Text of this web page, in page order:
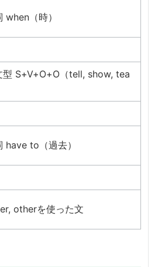
when（時）
型 S+V+O+O（tell, show, tea
have to（過去）
otherを使った文